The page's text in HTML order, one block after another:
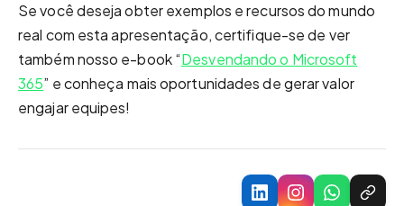
Se você deseja obter exemplos e recursos do mundo
real com esta apresentação, certifique-se de ver
também nosso e-book “Desvendando o Microsoft
365” e conheça mais oportunidades de gerar valor
engajar equipes!